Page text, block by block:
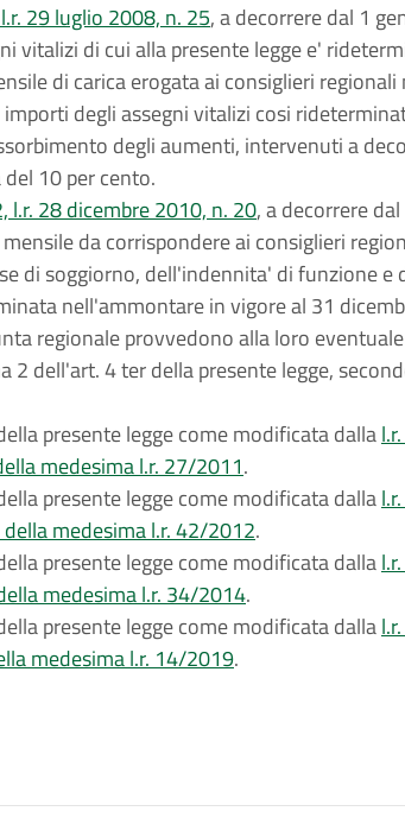
29 luglio 2008, n. 25, a decorrere dal 1
vitalizi di cui alla presente legge e'
di carica erogata ai consiglieri regionali
degli assegni vitalizi cosi
degli aumenti, intervenuti a
10 per cento.
l.r. 28 dicembre 2010, n. 20, a decorrere
da corrispondere ai consiglieri
di soggiorno, dell'indennita' di funzione e
nell'ammontare in vigore al 31
regionale provvedono alla loro
2 dell'art. 4 ter della presente legge,
presente legge come modificata dalla
medesima l.r. 27/2011.
presente legge come modificata dalla
medesima l.r. 42/2012.
presente legge come modificata dalla
medesima l.r. 34/2014.
presente legge come modificata dalla
medesima l.r. 14/2019.